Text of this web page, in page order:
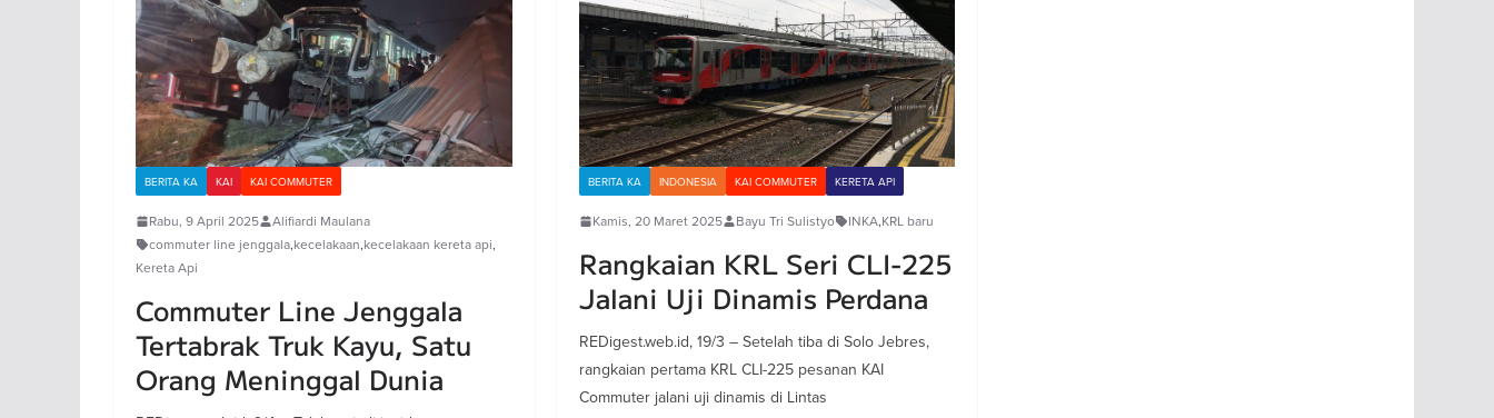
BERITA KA KAI KAI COMMUTER
Rabu, 9 April 2025
Alifiardi Maulana
commuter line jenggala,kecelakaan,kecelakaan kereta api,
Kereta Api
Commuter Line Jenggala
Tertabrak Truk Kayu, Satu
Orang Meninggal Dunia
BERITA KA INDONESIA KAI COMMUTER KERETA API
Kamis, 20 Maret 2025 Bayu Tri Sulistyo INKA,KRL baru
Rangkaian KRL Seri CLI-225
Jalani Uji Dinamis Perdana
REDigest.web.id, 19/3 – Setelah tiba di Solo Jebres,
rangkaian pertama KRL CLI-225 pesanan KAI
Commuter jalani uji dinamis di Lintas